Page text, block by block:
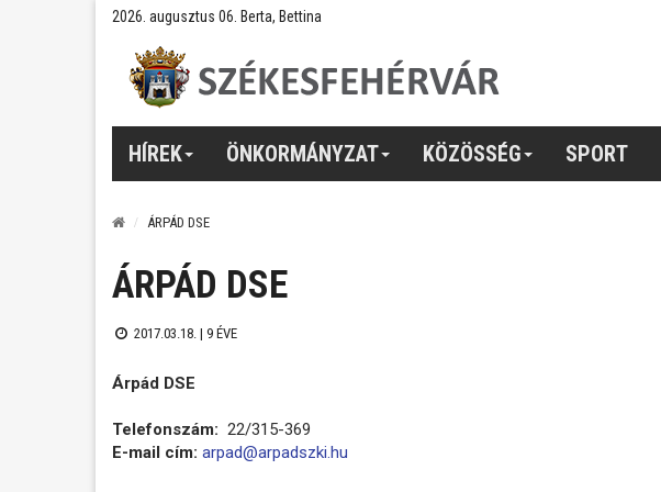
2026. augusztus 06. Berta, Bettina
HÍREK ÖNKORMÁNYZAT KÖZÖSSÉG SPORT
ÁRPÁD DSE
ÁRPÁD DSE
2017.03.18. | 9 ÉVE
Árpád DSE
Telefonszám: 22/315-369
E-mail cím: arpad@arpadszki.hu